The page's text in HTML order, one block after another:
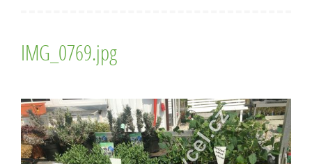
IMG_0769.jpg